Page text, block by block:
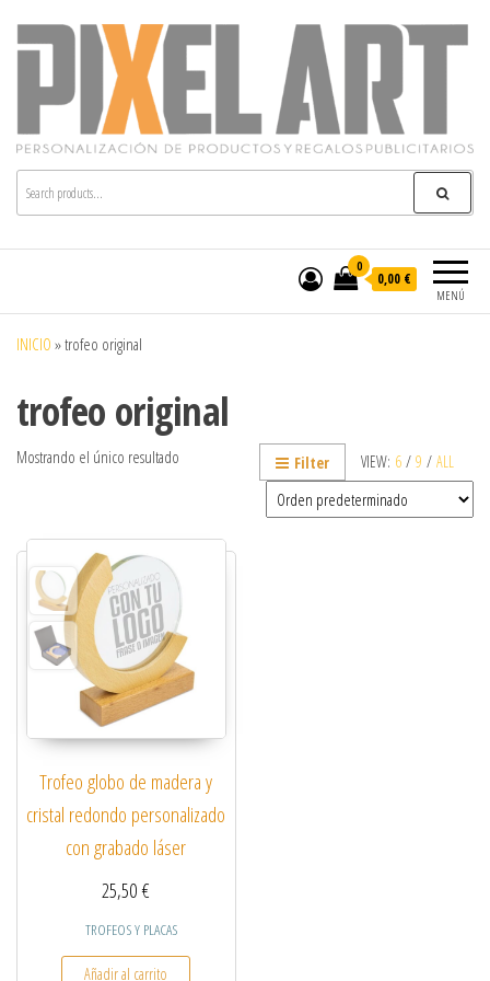
Pixelart
Especialistas en textil publicitario y regalos
personalizados en móstoles
MENÚ
0
0,00 €
INICIO »trofeo original
trofeo original
VIEW: 6 / 9 / ALL
Filter
Mostrando el único resultado
Trofeo globo de madera y
cristal redondo personalizado
con grabado láser
25,50€
TROFEOS Y PLACAS
Añadir al carrito